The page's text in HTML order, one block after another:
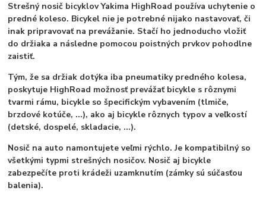
Strešný nosič bicyklov Yakima HighRoad používa uchytenie o
predné koleso. Bicykel nie je potrebné nijako nastavovať, či
inak pripravovať na prevážanie. Stačí ho jednoducho vložiť
do držiaka a následne pomocou poistných prvkov pohodlne
zaistiť.
Tým, že sa držiak dotýka iba pneumatiky predného kolesa,
poskytuje HighRoad možnosť prevážať bicykle s rôznymi
tvarmi rámu, bicykle so špecifickým vybavením (tlmiče,
brzdové kotúče, ...), ako aj bicykle rôznych typov a veľkostí
(detské, dospelé, skladacie, ...).
Nosič na auto namontujete veľmi rýchlo. Je kompatibilný so
všetkými typmi strešných nosičov. Nosič aj bicykle
zabezpečíte proti krádeži uzamknutím (zámky sú súčasťou
balenia).